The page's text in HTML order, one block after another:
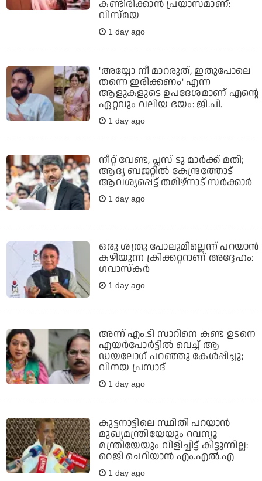
കണ്ടിരിക്കാന്‍ പ്രയാസമാണ്:
വിസ്മയ
1 day ago
'അയ്യോ നീ മാറരുത്, ഇതുപോലെ
തന്നെ ഇരിക്കണം' എന്ന
ആളുകളുടെ ഉപദേശമാണ് എന്റെ
ഏറ്റവും വലിയ ഭയം: ജി.പി.
1 day ago
നീറ്റ് വേണ്ട, പ്ലസ് ടു മാര്‍ക്ക് മതി;
ആദ്യ ബജറ്റില്‍ കേന്ദ്രത്തോട്
ആവശ്യപ്പെട്ട് തമിഴ്‌നാട് സര്‍ക്കാര്‍
1 day ago
ഒരു ശത്രു പോലുമില്ലെന്ന് പറയാന്‍
കഴിയുന്ന ക്രിക്കറ്ററാണ് അദ്ദേഹം:
ഗവാസ്‌കര്‍
1 day ago
അന്ന് എം.ടി സാറിനെ കണ്ട ഉടനെ
എയർപോർട്ടിൽ വെച്ച് ആ
ഡയലോഗ് പറഞ്ഞു കേൾപ്പിച്ചു;
വിനയ പ്രസാദ്
1 day ago
കുട്ടനാട്ടിലെ സ്ഥിതി പറയാന്‍
മുഖ്യമന്ത്രിയേയും റവന്യൂ
മന്ത്രിയേയും വിളിച്ചിട്ട് കിട്ടുന്നില്ല:
റെജി ചെറിയാന്‍ എം.എല്‍.എ
1 day ago